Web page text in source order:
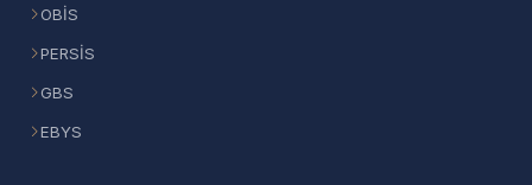
OBİS
PERSİS
GBS
EBYS